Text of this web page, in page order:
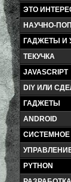
ЭТО
НАУЧНО-
ГАДЖЕТЫ И
ТЕКУЧКА
JAVASCRIPT
DIY ИЛИ
ГАДЖЕТЫ
ANDROID
PYTHON